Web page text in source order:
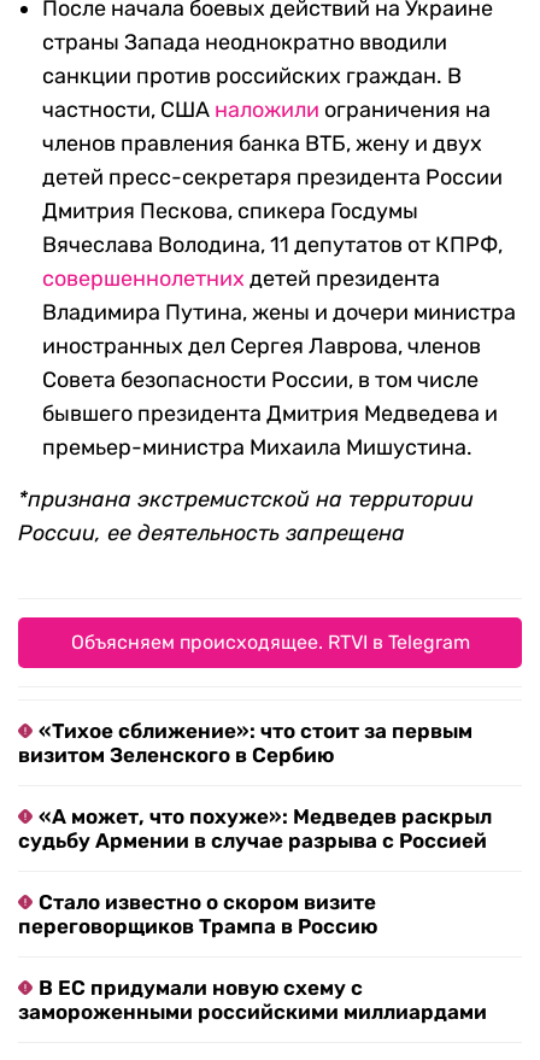
После начала боевых действий на Украине
страны Запада неоднократно вводили
санкции против российских граждан. В
частности, США наложили ограничения на
членов правления банка ВТБ, жену и двух
детей пресс-секретаря президента России
Дмитрия Пескова, спикера Госдумы
Вячеслава Володина, 11 депутатов от КПРФ,
совершеннолетних детей президента
Владимира Путина, жены и дочери министра
иностранных дел Сергея Лаврова, членов
Совета безопасности России, в том числе
бывшего президента Дмитрия Медведева и
премьер-министра Михаила Мишустина.
*признана экстремистской на территории
России, ее деятельность запрещена
Объясняем происходящее. RTVI в Telegram
«Тихое сближение»: что стоит за первым
визитом Зеленского в Сербию
«А может, что похуже»: Медведев раскрыл
судьбу Армении в случае разрыва с Россией
Стало известно о скором визите
переговорщиков Трампа в Россию
В ЕС придумали новую схему с
замороженными российскими миллиардами